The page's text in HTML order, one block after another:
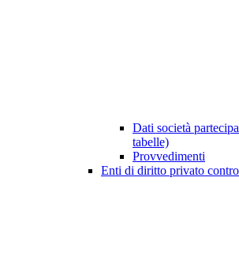
Dati società
tabelle)
Provvedimenti
Enti di diritto privato